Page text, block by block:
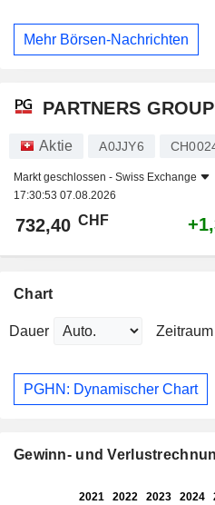
Mehr Börsen-Nachrichten
PARTNERS
Aktie A0JJY6
Markt geschlossen - Swiss Exchange
17:30:53 07.08.2026
732,40 CHF
Chart
Dauer Zeitraum
PGHN: Dynamischer Chart
Gewinn- und